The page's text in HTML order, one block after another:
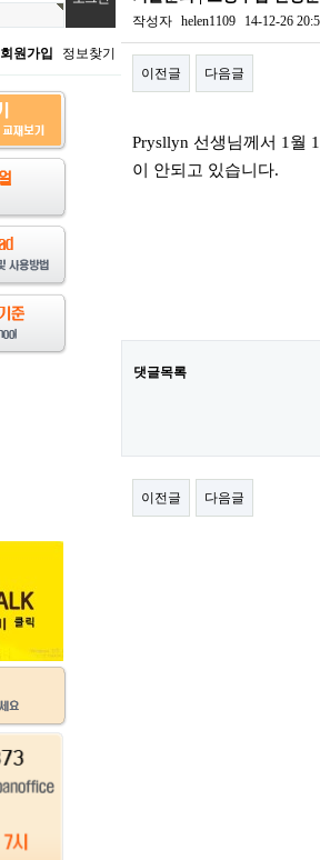
회원가입 정보찾기
작성자 helen1109 14-12-26
이전글 다음글
Prysllyn 선생님께서 1월
이 안되고 있습니다.
댓글목록
이전글 다음글